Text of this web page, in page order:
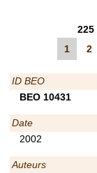
225
1
2
ID BEO
BEO 10431
Date
2002
Auteurs